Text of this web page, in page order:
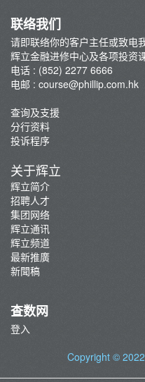
联络我们
请即联络你的客户主任或致电我
辉立金融进修中心及各项投资
电话 : (852) 2277 6666
电邮 : course@phillip.com.hk
查询及支援
分行资料
投诉程序
关于辉立
辉立简介
招聘人才
集团网络
辉立通讯
辉立频道
最新推廣
新聞稿
查数网
登入
Copyright © 2022